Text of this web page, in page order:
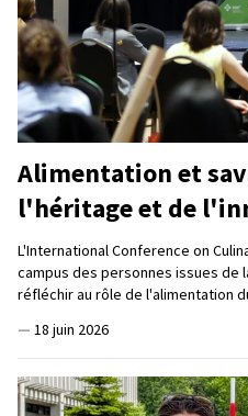
Alimentation et
l'héritage et de
L'International Conference on
campus des personnes issues
réfléchir au rôle de l'alimentation
— 18 juin 2026